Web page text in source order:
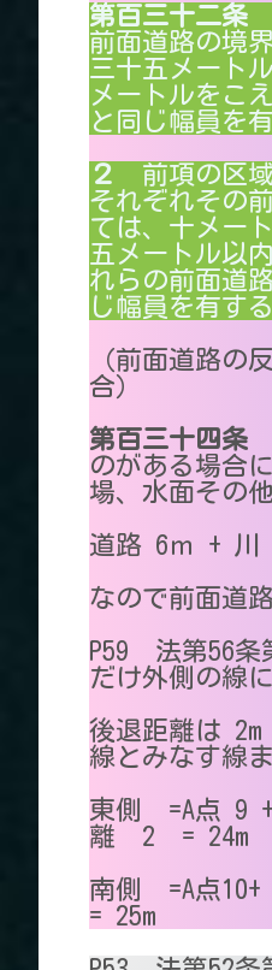
第百三十二条
前面道路の境
三十五メート
メートルをこ
と同じ幅員を
２
前項の区域
それぞれその
ては、十メー
五メートル以
れらの前面道
じ幅員を有す
（前面道路の
合）
第百三十四条
のがある場合
場、水面その
道路 6ｍ + 川
なので前面道
P59 法第56条
だけ外側の線に
後退距離は
線とみなす線
東側 =A点 9
離 2 = 24m
南側 =A点
= 25m